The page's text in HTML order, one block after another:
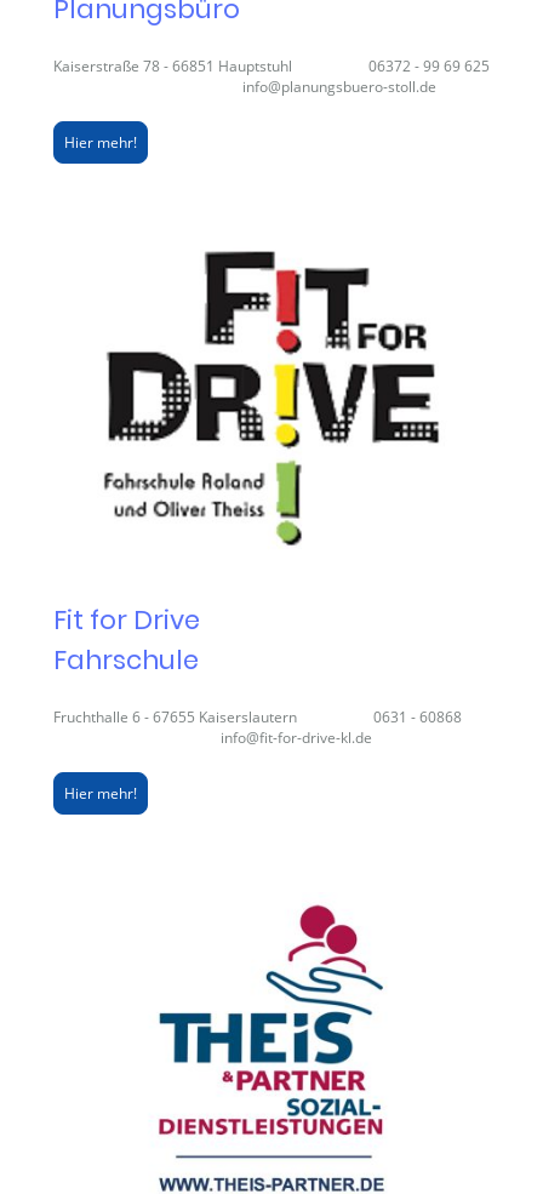
Planungsbüro
Kaiserstraße 78 - 66851 Hauptstuhl 06372 - 99 69 625
info@planungsbuero-stoll.de
Hier mehr!
Fit for Drive
Fahrschule
Fruchthalle 6 - 67655 Kaiserslautern 0631 - 60868
info@fit-for-drive-kl.de
Hier mehr!